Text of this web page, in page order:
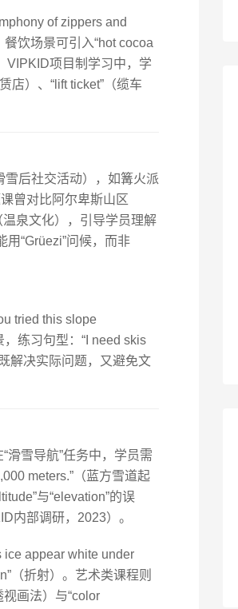
of zippers and
饮场景可引入“hot cocoa
VIPKID项目制学习中，学
店）、“lift ticket”（缆车
雪后社交活动），如篝火派
曾对比阿尔卑斯山区
温泉文化），引导学员理解
用“Grüezi”问候，而非
tried this slope
练习句型：“I need skis
解决实际问题，又避免文
滑雪导航”任务中，学员需
meters.”（蓝方雪道起
与“elevation”的误
内部调研，2023）。
ice appear white under
（折射）。艺术类课程则
画法）与“color